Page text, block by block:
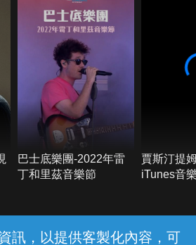
訊，以提供客製化內容，可
巴士底樂團-2022年雷
丁和里茲音樂節
賈斯汀提
iTunes音
{{notifyMsg}}